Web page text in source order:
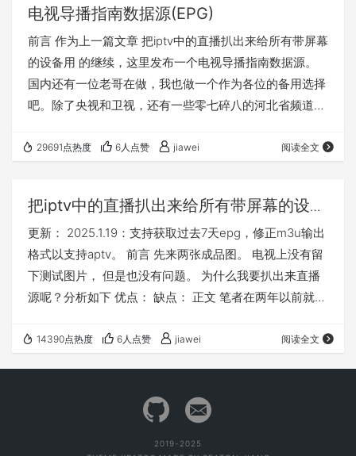
电视导播指南数据源(EPG)
前言 作为上一篇文章 把iptv中的直播扒出来给所有带屏幕
的设备用 的继续，这里发布一个电视导播指南数据源。
国内还有一位老哥在做，我也做一个作为各位的备用选择
吧。除了央视和卫视，还有一些零七碎八的河北省频道。
意29691点热度 6人点赞 jiawei 阅读全文
把iptv中的直播扒出来给所有带屏幕的设备
用
更新： 2025.1.19：支持获取过去7天epg，修正m3u输出
格式以支持aptv。 前言 先来两张成品图。 电视上没有留
下测试图片， 但是也没有问题。 为什么我要扒出来直播
源呢？分析如下 优点： 缺点： 正文 笔者在两年以前就已
认证，不需要带Option60。当时做完之后发现直播流的
发了udp数据包，这种方法可以盒子和电视同时使用。但
14390点热度 6人点赞 jiawei 阅读全文
2019-2025